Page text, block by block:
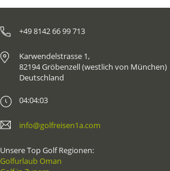
+49 8142 66 99 713
Karwendelstrasse 1,
82194 Gröbenzell (westlich von München)
Deutschland
04:04:03
info@golfreisen1a.com
Unsere Top Golf Regionen:
Golfurlaub Oman